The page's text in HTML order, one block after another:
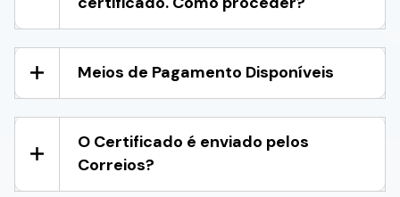
Meios de Pagamento Disponíveis
O Certificado é enviado pelos
Correios?